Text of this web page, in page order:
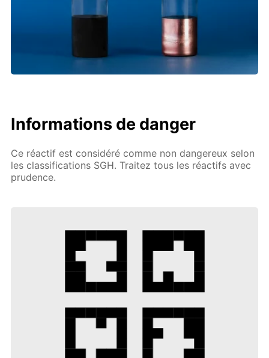
Informations de danger
Ce réactif est considéré comme non dangereux selon
les classifications SGH. Traitez tous les réactifs avec
prudence.